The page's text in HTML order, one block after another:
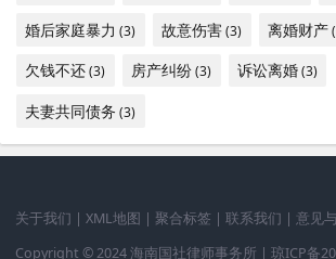
婚后家庭暴力 (3) 故意伤害(3) 离婚财产
欠钱不还(3) 房产纠纷(3) 诉讼离婚(3)
夫妻共同债务 (3)
关于我们 XML地图 聚合标签 联系我们
意见
Copyright © 2024 海南国社律师事务所 | 琼ICP备